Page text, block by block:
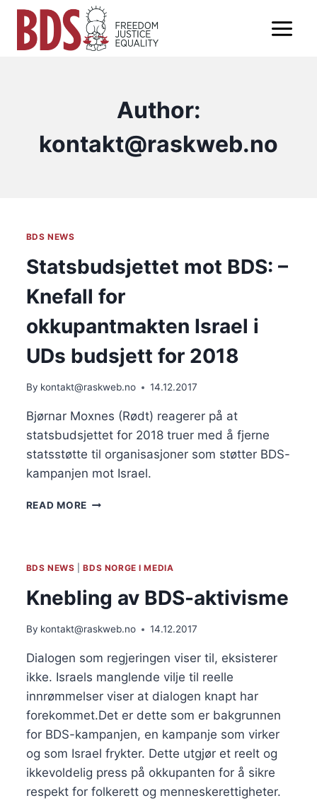
Skip
content
Author:
kontakt@raskweb.no
BDS NEWS
Statsbudsjettet mot BDS: –
Knefall for
okkupantmakten Israel i
UDs budsjett for 2018
By kontakt@raskweb.no 14.12.2017
Bjørnar Moxnes (Rødt) reagerer på at
statsbudsjettet for 2018 truer med å fjerne
statsstøtte til organisasjoner som støtter BDS-
kampanjen mot Israel.
READ MORESTATSBUDSJETTET
OKKUPANTMAKTEN
ISRAEL
UDS
BUDSJETT
FOR
2018
BDS NEWS |BDS NORGE I MEDIA
Knebling av BDS-aktivisme
By kontakt@raskweb.no 14.12.2017
Dialogen som regjeringen viser til, eksisterer
ikke. Israels manglende vilje til reelle
innrømmelser viser at dialogen knapt har
forekommet.Det er dette som er bakgrunnen
for BDS-kampanjen, en kampanje som virker
og som Israel frykter. Dette utgjør et reelt og
ikkevoldelig press på okkupanten for å sikre
respekt for folkerett og menneskerettigheter.